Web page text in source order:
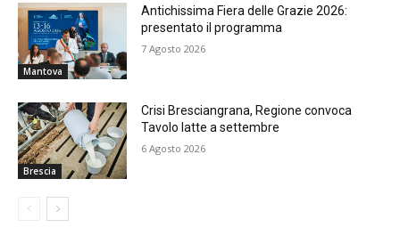
Mantova
Antichissima Fiera delle Grazie 2026:
presentato il programma
7 Agosto 2026
Brescia
Crisi Bresciangrana, Regione convoca
Tavolo latte a settembre
6 Agosto 2026